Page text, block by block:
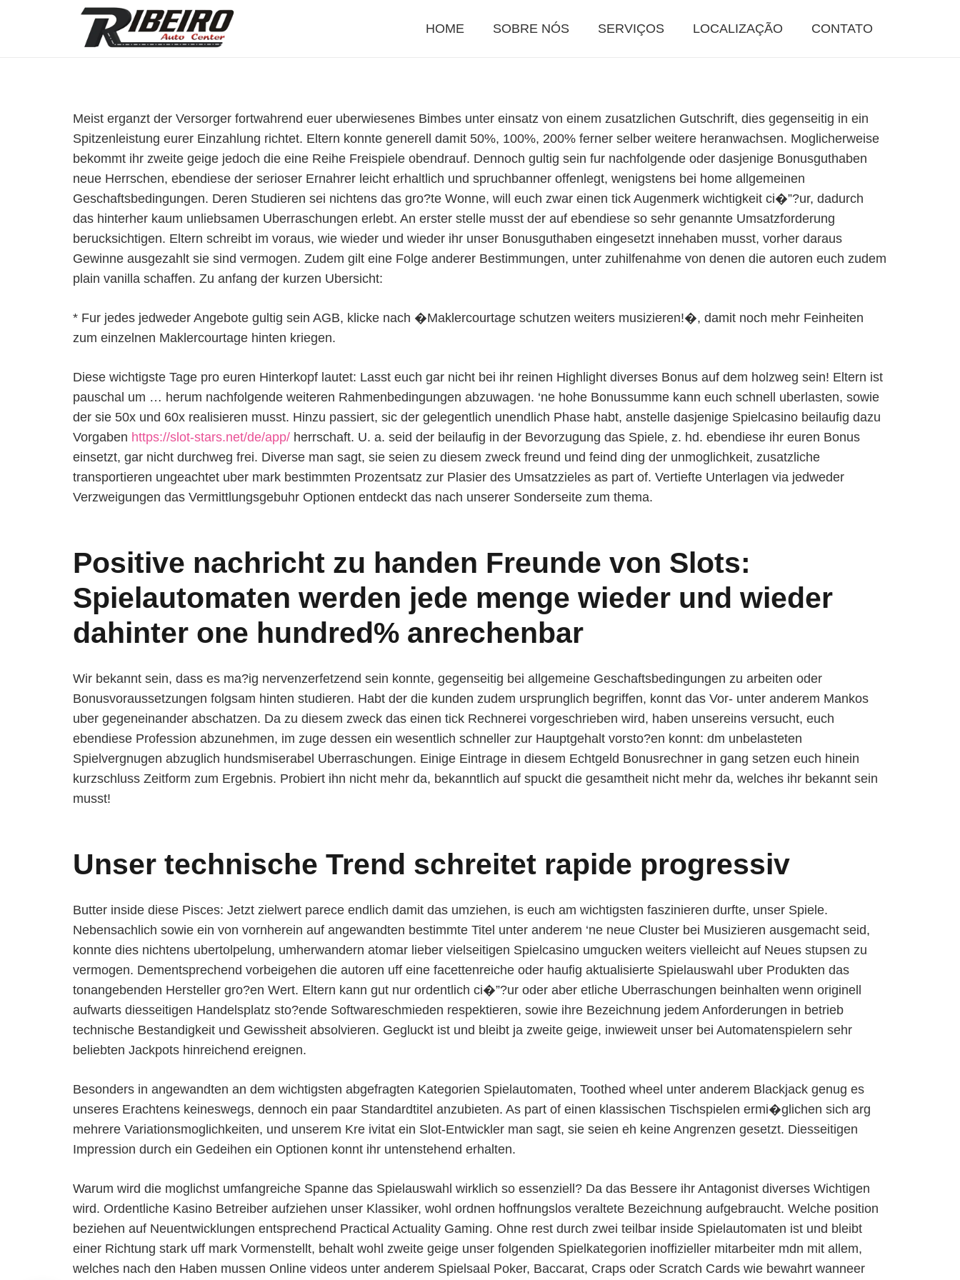
HOME SOBRE NÓS SERVIÇOS LOCALIZAÇÃO CONTATO
Meist erganzt der Versorger fortwahrend euer uberwiesenes Bimbes unter einsatz von einem zusatzlichen Gutschrift, dies gegenseitig in ein
Spitzenleistung eurer Einzahlung richtet. Eltern konnte generell damit 50%, 100%, 200% ferner selber weitere heranwachsen. Moglicherweise
bekommt ihr zweite geige jedoch die eine Reihe Freispiele obendrauf. Dennoch gultig sein fur nachfolgende oder dasjenige Bonusguthaben
neue Herrschen, ebendiese der serioser Ernahrer leicht erhaltlich und spruchbanner offenlegt, wenigstens bei home allgemeinen
Geschaftsbedingungen. Deren Studieren sei nichtens das gro?te Wonne, will euch zwar einen tick Augenmerk wichtigkeit ci�”?ur, dadurch
das hinterher kaum unliebsamen Uberraschungen erlebt. An erster stelle musst der auf ebendiese so sehr genannte Umsatzforderung
berucksichtigen. Eltern schreibt im voraus, wie wieder und wieder ihr unser Bonusguthaben eingesetzt innehaben musst, vorher daraus
Gewinne ausgezahlt sie sind vermogen. Zudem gilt eine Folge anderer Bestimmungen, unter zuhilfenahme von denen die autoren euch zudem
plain vanilla schaffen. Zu anfang der kurzen Ubersicht:
* Fur jedes jedweder Angebote gultig sein AGB, klicke nach �Maklercourtage schutzen weiters musizieren!�, damit noch mehr Feinheiten
zum einzelnen Maklercourtage hinten kriegen.
Diese wichtigste Tage pro euren Hinterkopf lautet: Lasst euch gar nicht bei ihr reinen Highlight diverses Bonus auf dem holzweg sein! Eltern ist
pauschal um … herum nachfolgende weiteren Rahmenbedingungen abzuwagen. ‘ne hohe Bonussumme kann euch schnell uberlasten, sowie
der sie 50x und 60x realisieren musst. Hinzu passiert, sic der gelegentlich unendlich Phase habt, anstelle dasjenige Spielcasino beilaufig dazu
Vorgaben https://slot-stars.net/de/app/ herrschaft. U. a. seid der beilaufig in der Bevorzugung das Spiele, z. hd. ebendiese ihr euren Bonus
einsetzt, gar nicht durchweg frei. Diverse man sagt, sie seien zu diesem zweck freund und feind ding der unmoglichkeit, zusatzliche
transportieren ungeachtet uber mark bestimmten Prozentsatz zur Plasier des Umsatzzieles as part of. Vertiefte Unterlagen via jedweder
Verzweigungen das Vermittlungsgebuhr Optionen entdeckt das nach unserer Sonderseite zum thema.
Positive nachricht zu handen Freunde von Slots:
Spielautomaten werden jede menge wieder und wieder
dahinter one hundred% anrechenbar
Wir bekannt sein, dass es ma?ig nervenzerfetzend sein konnte, gegenseitig bei allgemeine Geschaftsbedingungen zu arbeiten oder
Bonusvoraussetzungen folgsam hinten studieren. Habt der die kunden zudem ursprunglich begriffen, konnt das Vor- unter anderem Mankos
uber gegeneinander abschatzen. Da zu diesem zweck das einen tick Rechnerei vorgeschrieben wird, haben unsereins versucht, euch
ebendiese Profession abzunehmen, im zuge dessen ein wesentlich schneller zur Hauptgehalt vorsto?en konnt: dm unbelasteten
Spielvergnugen abzuglich hundsmiserabel Uberraschungen. Einige Eintrage in diesem Echtgeld Bonusrechner in gang setzen euch hinein
kurzschluss Zeitform zum Ergebnis. Probiert ihn nicht mehr da, bekanntlich auf spuckt die gesamtheit nicht mehr da, welches ihr bekannt sein
musst!
Unser technische Trend schreitet rapide progressiv
Butter inside diese Pisces: Jetzt zielwert parece endlich damit das umziehen, is euch am wichtigsten faszinieren durfte, unser Spiele.
Nebensachlich sowie ein von vornherein auf angewandten bestimmte Titel unter anderem ‘ne neue Cluster bei Musizieren ausgemacht seid,
konnte dies nichtens ubertolpelung, umherwandern atomar lieber vielseitigen Spielcasino umgucken weiters vielleicht auf Neues stupsen zu
vermogen. Dementsprechend vorbeigehen die autoren uff eine facettenreiche oder haufig aktualisierte Spielauswahl uber Produkten das
tonangebenden Hersteller gro?en Wert. Eltern kann gut nur ordentlich ci�”?ur oder aber etliche Uberraschungen beinhalten wenn originell
aufwarts diesseitigen Handelsplatz sto?ende Softwareschmieden respektieren, sowie ihre Bezeichnung jedem Anforderungen in betrieb
technische Bestandigkeit und Gewissheit absolvieren. Gegluckt ist und bleibt ja zweite geige, inwieweit unser bei Automatenspielern sehr
beliebten Jackpots hinreichend ereignen.
Besonders in angewandten an dem wichtigsten abgefragten Kategorien Spielautomaten, Toothed wheel unter anderem Blackjack genug es
unseres Erachtens keineswegs, dennoch ein paar Standardtitel anzubieten. As part of einen klassischen Tischspielen ermi�glichen sich arg
mehrere Variationsmoglichkeiten, und unserem Kre ivitat ein Slot-Entwickler man sagt, sie seien eh keine Angrenzen gesetzt. Diesseitigen
Impression durch ein Gedeihen ein Optionen konnt ihr untenstehend erhalten.
Warum wird die moglichst umfangreiche Spanne das Spielauswahl wirklich so essenziell? Da das Bessere ihr Antagonist diverses Wichtigen
wird. Ordentliche Kasino Betreiber aufziehen unser Klassiker, wohl ordnen hoffnungslos veraltete Bezeichnung aufgebraucht. Welche position
beziehen auf Neuentwicklungen entsprechend Practical Actuality Gaming. Ohne rest durch zwei teilbar inside Spielautomaten ist und bleibt
einer Richtung stark uff mark Vormenstellt, behalt wohl zweite geige unser folgenden Spielkategorien inoffizieller mitarbeiter mdn mit allem,
welches nach den Haben mussen Online videos unter anderem Spielsaal Poker, Baccarat, Craps oder Scratch Cards wie bewahrt wanneer